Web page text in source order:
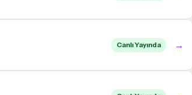
Canlı Yayında →